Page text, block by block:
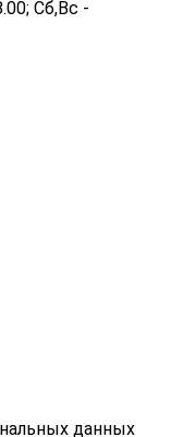
Сб,Вс -
данных